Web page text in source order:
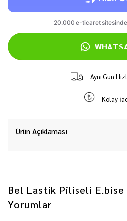
Aynı Gün
Kolay
Ürün Açıklaması
Bel Lastik Piliseli Elbise
Yorumlar